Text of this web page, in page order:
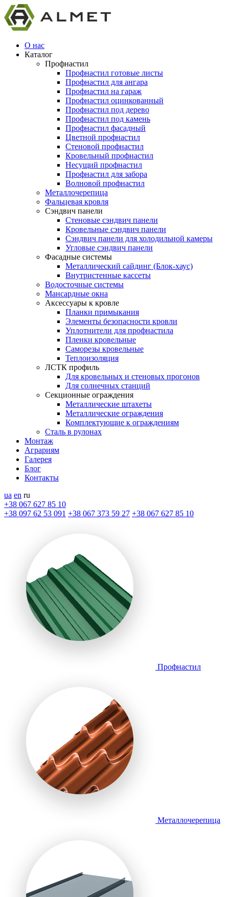
О нас
Каталог
Профнастил
Профнастил готовые листы
Профнастил для ангара
Профнастил на гараж
Профнастил оцинкованный
Профнастил под дерево
Профнастил под камень
Профнастил фасадный
Цветной профнастил
Стеновой профнастил
Кровельный профнастил
Несущий профнастил
Профнастил для забора
Волновой профнастил
Металлочерепица
Фальцевая кровля
Сэндвич панели
Стеновые сэндвич панели
Кровельные сэндвич панели
Сэндвич панели для холодильной камеры
Угловые сэндвич панели
Фасадные системы
Металлический сайдинг (Блок-хаус)
Внутристенные кассеты
Водосточные системы
Мансардные окна
Аксессуары к кровле
Планки примыкания
Элементы безопасности кровли
Уплотнители для профнастила
Пленки кровельные
Саморезы кровельные
Теплоизоляция
ЛСТК профиль
Для кровельных и стеновых прогонов
Для солнечных станций
Секционные ограждения
Металлические штахеты
Металлические ограждения
Комплектующие к ограждениям
Сталь в рулонах
Монтаж
Аграриям
Галерея
Блог
Контакты
ua en ru
+38 067 627 85 10
+38 097 62 53 091 +38 067 373 59 27 +38 067 627 85 10
Профнастил
Металлочерепица